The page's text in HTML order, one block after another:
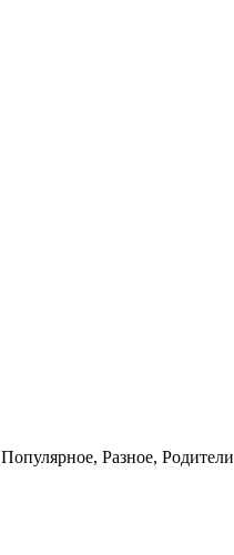
Разное, Родители